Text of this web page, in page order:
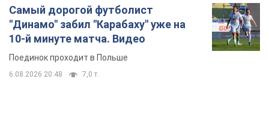
Самый дорогой футболист
"Динамо" забил "Карабаху" уже на
10-й минуте матча. Видео
Поединок проходит в Польше
6.08.2026 20:48 7,0 т.